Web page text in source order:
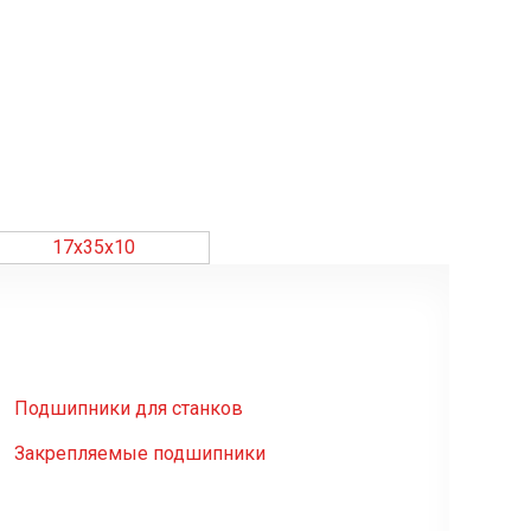
17х35х10
Подшипники для станков
Закрепляемые подшипники